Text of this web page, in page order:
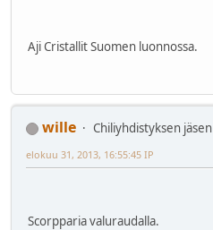
Aji Cristallit Suomen luonnossa.
wille
Chiliyhdistyksen jäsen
elokuu 31, 2013, 16:55:45 IP
Scorpparia valuraudalla.